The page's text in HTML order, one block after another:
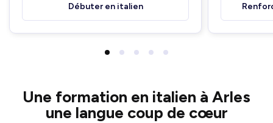
Débuter en italien
Une formation en italien à Arles
une langue coup de cœur